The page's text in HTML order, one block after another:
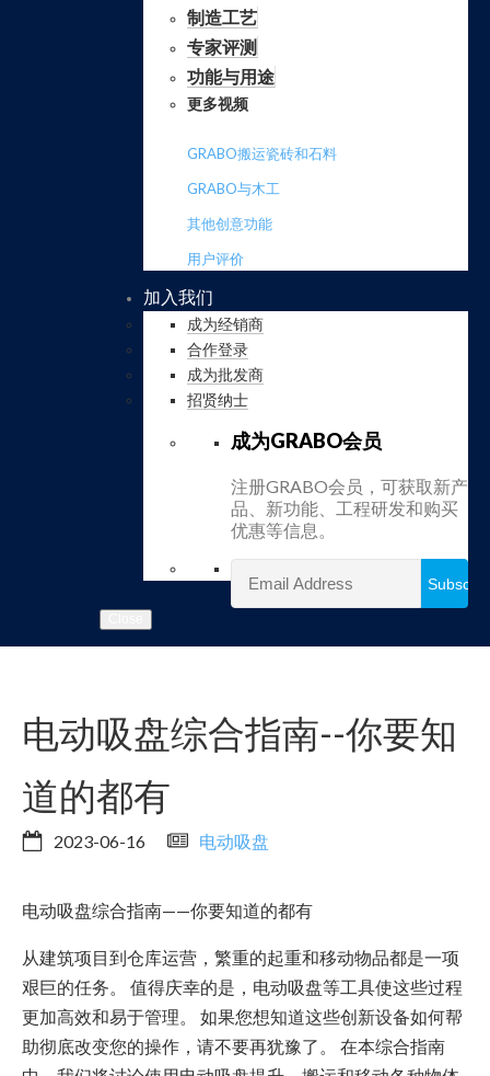
制造工艺
专家评测
功能与用途
更多视频
GRABO搬运瓷砖和石料
GRABO与木工
其他创意功能
用户评价
加入我们
成为经销商
合作登录
成为批发商
招贤纳士
成为GRABO会员
注册GRABO会员，可获取新产
品、新功能、工程研发和购买
优惠等信息。
电动吸盘综合指南--你要知
道的都有
2023-06-16 电动吸盘
电动吸盘综合指南——你要知道的都有
从建筑项目到仓库运营，繁重的起重和移动物品都是一项
艰巨的任务。 值得庆幸的是，电动吸盘等工具使这些过程
更加高效和易于管理。 如果您想知道这些创新设备如何帮
助彻底改变您的操作，请不要再犹豫了。 在本综合指南